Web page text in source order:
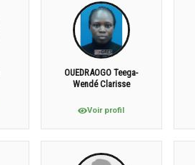
OUEDRAOGO Teega-
Wendé Clarisse
Voir profil